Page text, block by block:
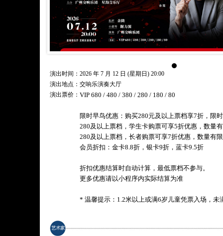
演出时间：2026 年 7 月 12 日 (星期日) 20:00
演出地点：交响乐演奏大厅
演出票价： VIP 680 / 480 / 380 / 280 / 180 / 80
限时早鸟优惠：购买280元及以上票档享7折，限
280及以上票档，学生卡购票可享5折优惠，数量
280及以上票档，长者购票可享7折优惠，数量有
会员折扣：金卡8.8折，银卡9折，蓝卡9.5折
折扣优惠结算时自动计算，最低票档不参与。
更多优惠请以小程序内实际结算为准
* 温馨提示：1.2米以上或满6岁儿童凭票入场，未